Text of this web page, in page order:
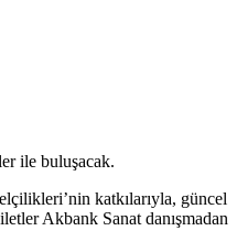
ile buluşacak.
katkılarıyla, güncel
Akbank Sanat danışmadan